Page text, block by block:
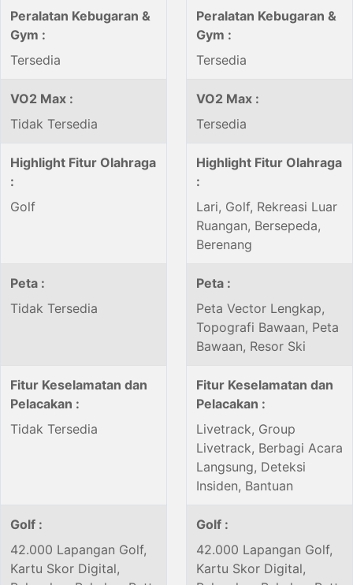
Peralatan Kebugaran &
Gym :
Tersedia
Peralatan Kebugaran &
Gym :
Tersedia
VO2 Max :
Tidak Tersedia
VO2 Max :
Tersedia
Highlight Fitur Olahraga
:
Golf
Highlight Fitur Olahraga
:
Lari, Golf, Rekreasi Luar
Ruangan, Bersepeda,
Berenang
Peta :
Tidak Tersedia
Peta :
Peta Vector Lengkap,
Topografi Bawaan, Peta
Bawaan, Resor Ski
Fitur Keselamatan dan
Pelacakan :
Tidak Tersedia
Fitur Keselamatan dan
Pelacakan :
Livetrack, Group
Livetrack, Berbagi Acara
Langsung, Deteksi
Insiden, Bantuan
Golf :
42.000 Lapangan Golf,
Kartu Skor Digital,
Golf :
42.000 Lapangan Golf,
Kartu Skor Digital,